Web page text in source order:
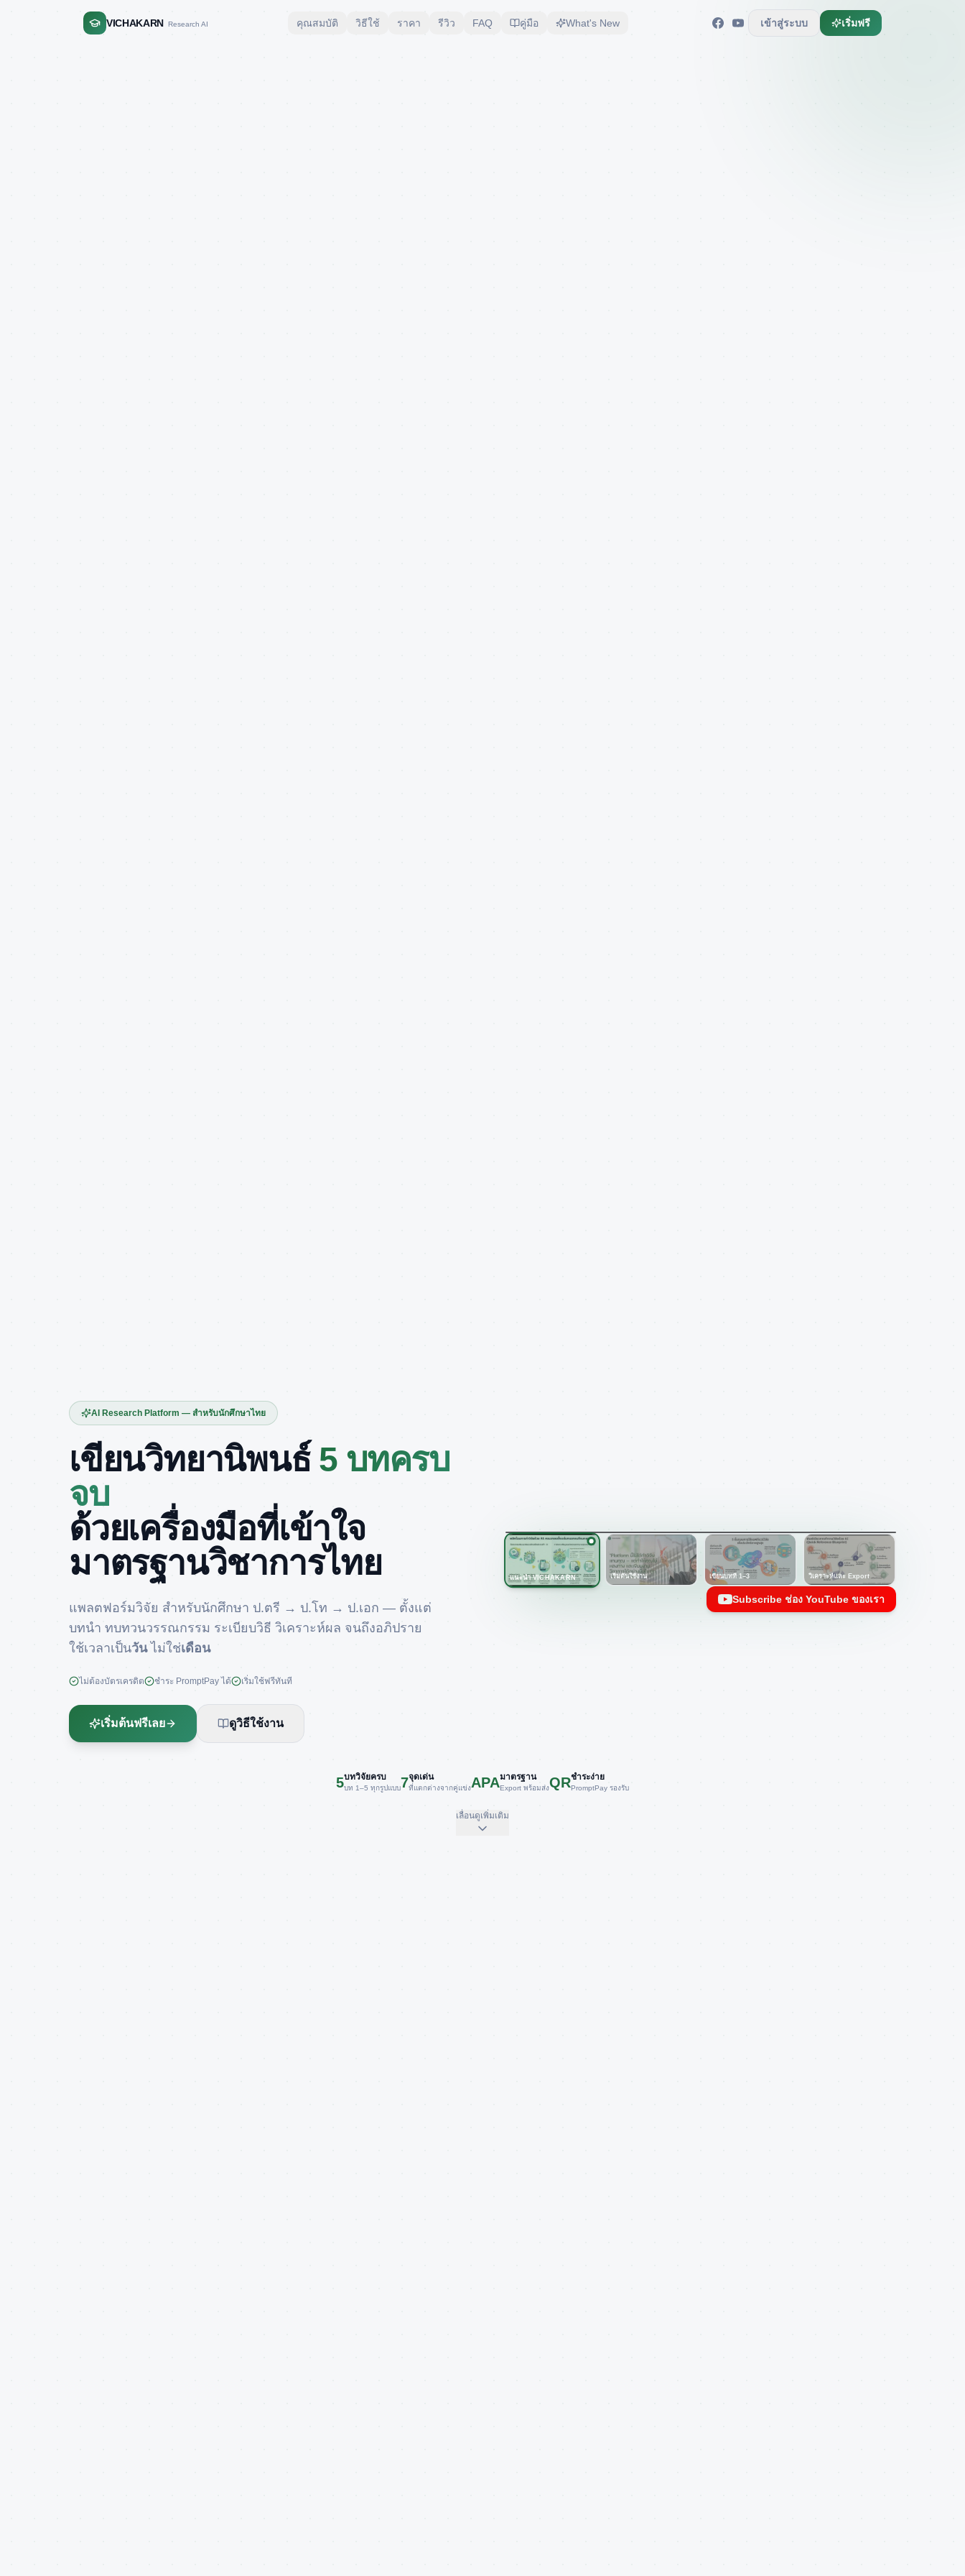
VICHAKARN Research AI คุณสมบัติ วิธีใช้ ราคา รีวิว FAQ คู่มือ What's New เข้าสู่ระบบ เริ่มฟรี
AI Research Platform — สำหรับนักศึกษาไทย
เขียนวิทยานิพนธ์ 5 บทครบ
จบ
ด้วยเครื่องมือที่เข้าใจ
มาตรฐานวิชาการไทย
แพลตฟอร์มวิจัย สำหรับนักศึกษา ป.ตรี → ป.โท → ป.เอก — ตั้งแต่
บทนำ ทบทวนวรรณกรรม ระเบียบวิธี วิเคราะห์ผล จนถึงอภิปราย
ใช้เวลาเป็นวันไม่ใช่เดือน
ไม่ต้องบัตรเครดิต ชำระ PromptPay ได้ เริ่มใช้ฟรีทันที
เริ่มต้นฟรีเลย ดูวิธีใช้งาน
แนะนำ VICHAKARN เริ่มต้นใช้งาน เขียนบทที่ 1–3 วิเคราะห์และ Export
Subscribe ช่อง YouTube ของเรา
5บทวิจัยครบ
บท 1–5 ทุกรูปแบบ7จุดเด่น
ที่แตกต่างจากคู่แข่งAPAมาตรฐาน
Export พร้อมส่งQRชำระง่าย
PromptPay รองรับ
เลื่อนดูเพิ่มเติม